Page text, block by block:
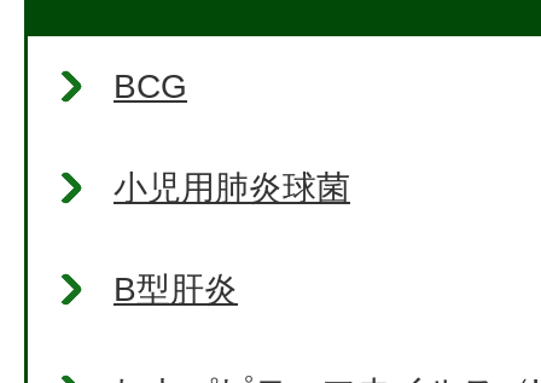
BCG
小児用肺炎球菌
B型肝炎